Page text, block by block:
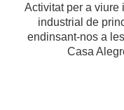
Activitat per a viure
industrial de
endinsant-nos a
Casa